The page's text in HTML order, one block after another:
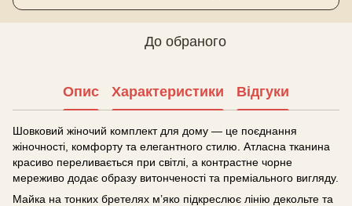
До обраного
Опис Характеристики Відгуки
Шовковий жіночий комплект для дому — це поєднання
жіночності, комфорту та елегантного стилю. Атласна тканина
красиво переливається при світлі, а контрастне чорне
мереживо додає образу витонченості та преміального вигляду.
Майка на тонких бретелях м’яко підкреслює лінію декольте та